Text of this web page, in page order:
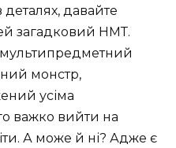
давайте
загадковий НМТ.
монстр,
усіма
важко вийти на
А може й ні? Адже є